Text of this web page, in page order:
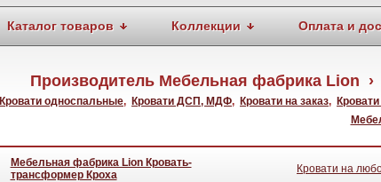
Каталог товаров Коллекции Оплата и
Производитель Мебельная фабрика Lion
Кровати односпальные, Кровати ДСП, МДФ, Кровати на заказ,
Мебельная фабрика Lion Кровать-
трансформер Кроха
Кровати на